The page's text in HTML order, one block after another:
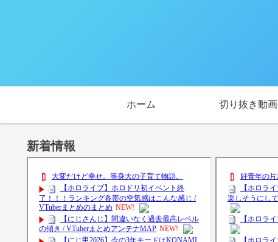
ホーム 切り抜き動画
新着情報